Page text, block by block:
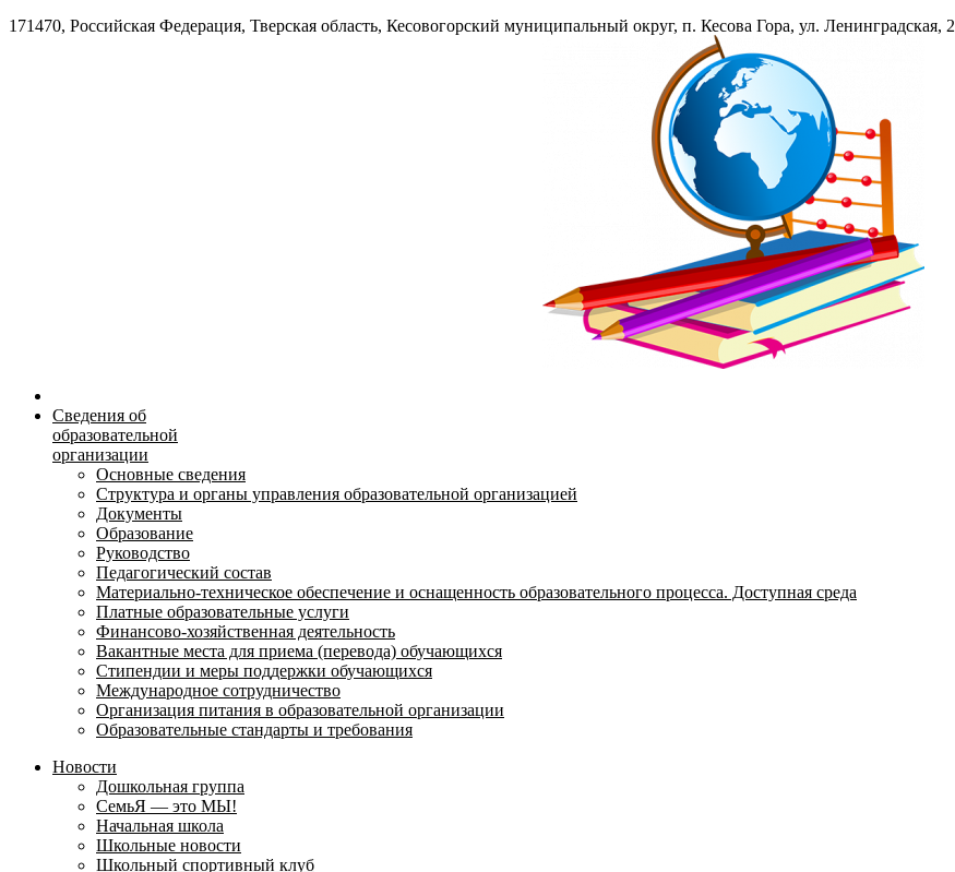
171470, Российская Федерация, Тверская область, Кесовогорский муниципальный округ, п. Кесова Гора, ул. Ленинградская, 2
Сведения об
образовательной
организации
Основные сведения
Структура и органы управления образовательной организацией
Документы
Образование
Руководство
Педагогический состав
Материально-техническое обеспечение и оснащенность образовательного процесса. Доступная среда
Платные образовательные услуги
Финансово-хозяйственная деятельность
Вакантные места для приема (перевода) обучающихся
Стипендии и меры поддержки обучающихся
Международное сотрудничество
Организация питания в образовательной организации
Образовательные стандарты и требования
Новости
Дошкольная группа
СемьЯ — это МЫ!
Начальная школа
Школьные новости
Школьный спортивный клуб